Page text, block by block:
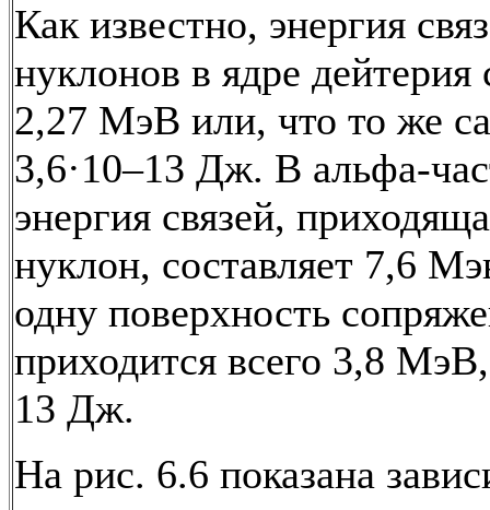
Как известно, энергия
нуклонов в ядре дейтерия
2,27 МэВ или, что то же
3,6·10–13 Дж. В альфа-
энергия связей,
нуклон, составляет 7,6
одну поверхность
приходится всего 3,8
13 Дж.
На рис. 6.6 показана